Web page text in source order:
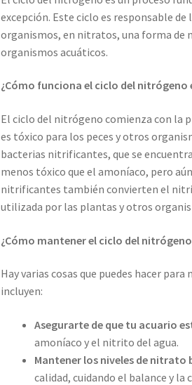
excepción. Este ciclo es responsable
organismos, en nitratos, una forma de
organismos acuáticos.
¿Cómo funciona el ciclo del nitrógeno
El ciclo del nitrógeno comienza con la
es tóxico para los peces y otros
bacterias nitrificantes, que se
menos tóxico que el amoníaco, pero
nitrificantes también convierten el
utilizada por las plantas y otros
¿Cómo mantener el ciclo del
Hay varias cosas que puedes hacer
incluyen:
Asegurarte de que tu acuario
amoníaco y el nitrito del agua.
Mantener los niveles de nitrato
calidad, cuidando el balance y la